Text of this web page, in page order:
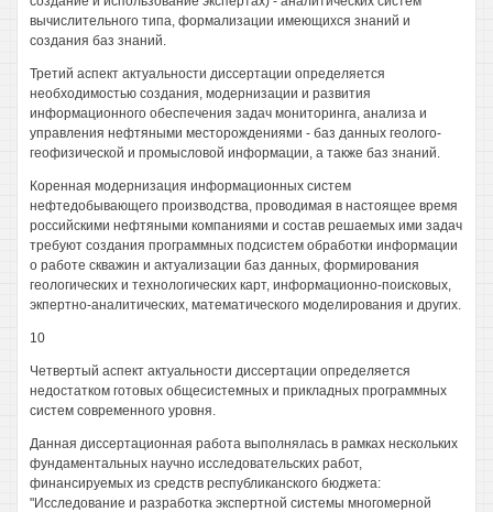
вычислительного типа, формализации имеющихся знаний и
создания баз знаний.
Третий аспект актуальности диссертации определяется
необходимостью создания, модернизации и развития
информационного обеспечения задач мониторинга, анализа и
управления нефтяными месторождениями - баз данных геолого-
геофизической и промысловой информации, а также баз знаний.
Коренная модернизация информационных систем
нефтедобывающего производства, проводимая в настоящее время
российскими нефтяными компаниями и состав решаемых ими задач
требуют создания программных подсистем обработки информации
о работе скважин и актуализации баз данных, формирования
геологических и технологических карт, информационно-поисковых,
экпертно-аналитических, математического моделирования и других.
10
Четвертый аспект актуальности диссертации определяется
недостатком готовых общесистемных и прикладных программных
систем современного уровня.
Данная диссертационная работа выполнялась в рамках нескольких
фундаментальных научно исследовательских работ,
финансируемых из средств республиканского бюджета:
"Исследование и разработка экспертной системы многомерной